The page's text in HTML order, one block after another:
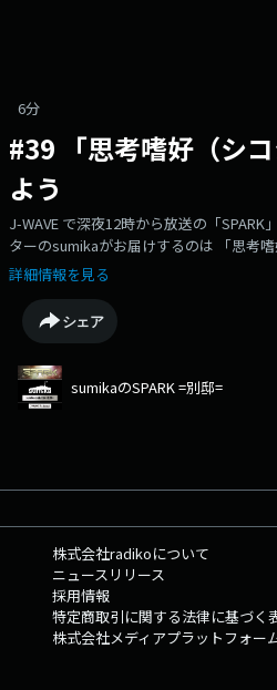
6分
#39 「思考嗜好（シ
よう
J-WAVE で深夜12時から放送の「
ターのsumikaがお届けするのは 「思考
質問になんと回答するかを片岡健太＆小
井さんはなんて答えるでしょう※「
詳細情報を見る
シェア
sumikaのSPARK =別邸=
株式会社radikoについて
ニュースリリース
採用情報
特定商取引に関する法律に基づく
株式会社メディアプラットフォー